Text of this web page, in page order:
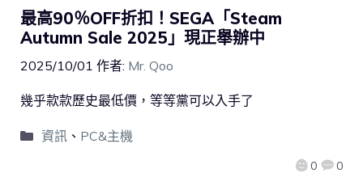
最高90％OFF折扣！SEGA「Steam
Autumn Sale 2025」現正舉辦中
2025/10/01 作者: Mr. Qoo
0 0
幾乎款款歷史最低價，等等黨可以入手了
資訊、 PC&主機